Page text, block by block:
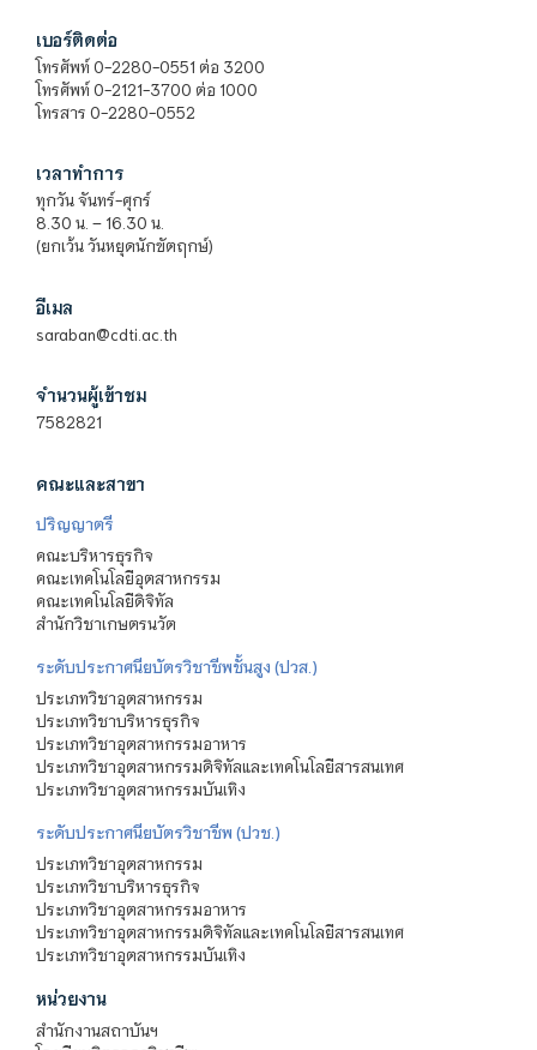
เบอร์ติดต่อ
โทรศัพท์ 0-2280-0551 ต่อ 3200
โทรศัพท์ 0-2121-3700 ต่อ 1000
โทรสาร 0-2280-0552
เวลาทำการ
ทุกวัน จันทร์-ศุกร์
8.30 น. – 16.30 น.
(ยกเว้น วันหยุดนักขัตฤกษ์)
อีเมล
saraban@cdti.ac.th
จำนวนผู้เข้าชม
7582821
คณะและสาขา
ปริญญาตรี
คณะบริหารธุรกิจ
คณะเทคโนโลยีอุตสาหกรรม
คณะเทคโนโลยีดิจิทัล
สำนักวิชาเกษตรนวัต
ระดับประกาศนียบัตรวิชาชีพชั้นสูง (ปวส.)
ประเภทวิชาอุตสาหกรรม
ประเภทวิชาบริหารธุรกิจ
ประเภทวิชาอุตสาหกรรมอาหาร
ประเภทวิชาอุตสาหกรรมดิจิทัลและเทคโนโลยีสารสนเทศ
ประเภทวิชาอุตสาหกรรมบันเทิง
ระดับประกาศนียบัตรวิชาชีพ (ปวช.)
ประเภทวิชาอุตสาหกรรม
ประเภทวิชาบริหารธุรกิจ
ประเภทวิชาอุตสาหกรรมอาหาร
ประเภทวิชาอุตสาหกรรมดิจิทัลและเทคโนโลยีสารสนเทศ
ประเภทวิชาอุตสาหกรรมบันเทิง
หน่วยงาน
สำนักงานสถาบันฯ